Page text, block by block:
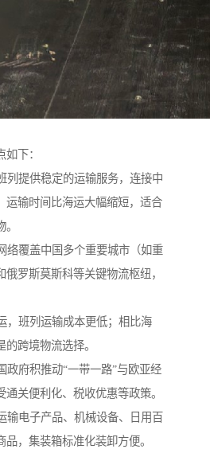
下：
列提供稳定的运输服务，连接中
运输时间比海运大幅缩短，适合
络覆盖中国多个重要城市（如重
罗斯莫斯科等关键物流枢纽，
，班列运输成本更低；相比海
跨境物流选择。
政府积推动“一带一路”与欧亚经
关便利化、税收优惠等政策。
输电子产品、机械设备、日用百
，集装箱标准化装卸方便。